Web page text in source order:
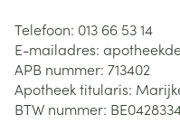
Telefoon: 013 66 53 14
E-mailadres:
APB nummer: 713402
Apotheek titularis:
BTW nummer: